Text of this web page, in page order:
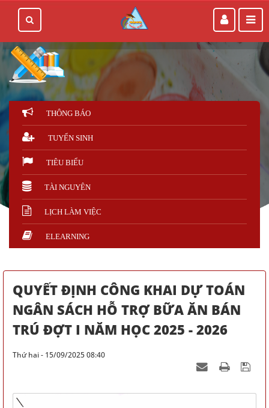
THÔNG BÁO
TUYỂN SINH
TIÊU BIỂU
TÀI NGUYÊN
LỊCH LÀM VIỆC
ELEARNING
QUYẾT ĐỊNH CÔNG KHAI DỰ TOÁN
NGÂN SÁCH HỖ TRỢ BỮA ĂN BÁN
TRÚ ĐỢT I NĂM HỌC 2025 - 2026
Thứ hai - 15/09/2025 08:40